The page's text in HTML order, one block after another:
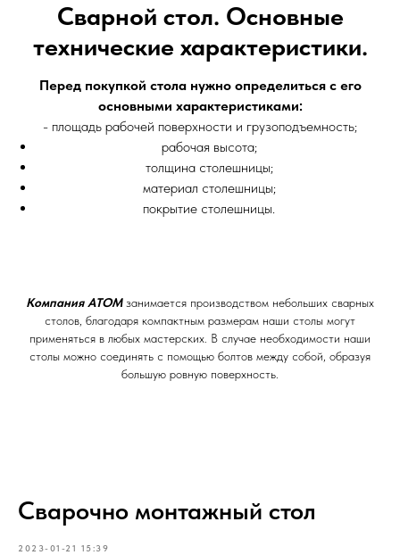
Сварной стол. Основные
технические характеристики.
Перед покупкой стола нужно определиться с его
основными характеристиками:
- площадь рабочей поверхности и грузоподъемность;
рабочая высота;
толщина столешницы;
материал столешницы;
покрытие столешницы.
Компания АТОМзанимается производством небольших сварных
столов, благодаря компактным размерам наши столы могут
применяться в любых мастерских. В случае необходимости наши
столы можно соединять с помощью болтов между собой, образуя
большую ровную поверхность.
Сварочно монтажный стол
2023-01-21 15:39